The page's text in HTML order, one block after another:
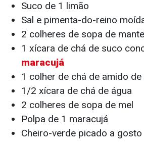
Suco de 1 limão
Sal e pimenta-do-reino
2 colheres de sopa de
1 xícara de chá de suco
maracujá
1 colher de chá de amido de
1/2 xícara de chá de água
2 colheres de sopa de mel
Polpa de 1 maracujá
Cheiro-verde picado a gosto